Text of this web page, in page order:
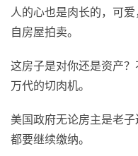
人的心也是肉长的，可
自房屋拍卖。
这房子是对你还是资产
万代的切肉机。
美国政府无论房主是老
都要继续缴纳。